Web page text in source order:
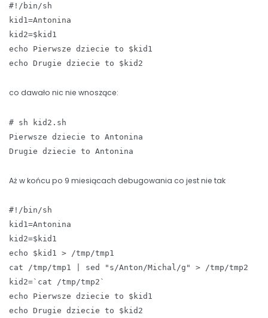
#!/bin/sh
kid1=Antonina
kid2=$kid1
echo Pierwsze dziecie to $kid1
echo Drugie dziecie to $kid2
co dawało nic nie wnoszące:
# sh kid2.sh
Pierwsze dziecie to Antonina
Drugie dziecie to Antonina
Aż w końcu po 9 miesiącach debugowania co jest nie tak
#!/bin/sh
kid1=Antonina
kid2=$kid1
echo $kid1 > /tmp/tmp1
cat /tmp/tmp1 | sed "s/Anton/Michal/g" > /tmp/tmp2
kid2=`cat /tmp/tmp2`
echo Pierwsze dziecie to $kid1
echo Drugie dziecie to $kid2